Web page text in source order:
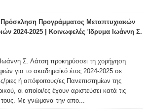
Προγράμματος Μεταπτυχιακών
2024-2025 | Κοινωφελές Ίδρυμα Ιωάννη Σ.
Σ. Λάτση προκηρύσσει τη χορήγηση
για το ακαδημαϊκό έτος 2024-2025 σε
ριες ή απόφοιτους/ες Πανεπιστημίων της
οι οποίοι/ες έχουν αριστεύσει κατά τις
τους. Με γνώμονα την απο...